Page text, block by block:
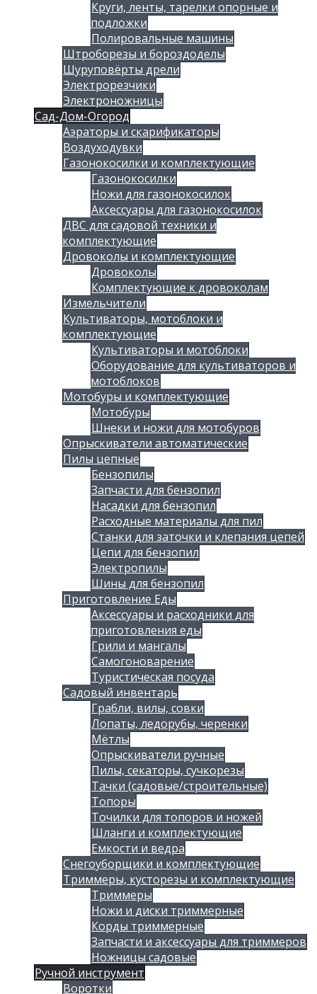
Круги, ленты, тарелки опорные и
подложки
Полировальные машины
Штроборезы и бороздоделы
Шуруповёрты дрели
Электрорезчики
Электроножницы
Сад-Дом-Огород
Аэраторы и скарификаторы
Воздуходувки
Газонокосилки и комплектующие
Газонокосилки
Ножи для газонокосилок
Аксессуары для газонокосилок
ДВС для садовой техники и
комплектующие
Дровоколы и комплектующие
Дровоколы
Комплектующие к дровоколам
Измельчители
Культиваторы, мотоблоки и
комплектующие
Культиваторы и мотоблоки
Оборудование для культиваторов и
мотоблоков
Мотобуры и комплектующие
Мотобуры
Шнеки и ножи для мотобуров
Опрыскиватели автоматические
Пилы цепные
Бензопилы
Запчасти для бензопил
Насадки для бензопил
Расходные материалы для пил
Станки для заточки и клепания цепей
Цепи для бензопил
Электропилы
Шины для бензопил
Приготовление Еды
Аксессуары и расходники для
приготовления еды
Грили и мангалы
Самогоноварение
Туристическая посуда
Садовый инвентарь
Грабли, вилы, совки
Лопаты, ледорубы, черенки
Мётлы
Опрыскиватели ручные
Пилы, секаторы, сучкорезы
Тачки (садовые/строительные)
Топоры
Точилки для топоров и ножей
Шланги и комплектующие
Емкости и ведра
Снегоуборщики и комплектующие
Триммеры, кусторезы и комплектующие
Триммеры
Ножи и диски триммерные
Корды триммерные
Запчасти и аксессуары для триммеров
Ножницы садовые
Ручной инструмент
Воротки